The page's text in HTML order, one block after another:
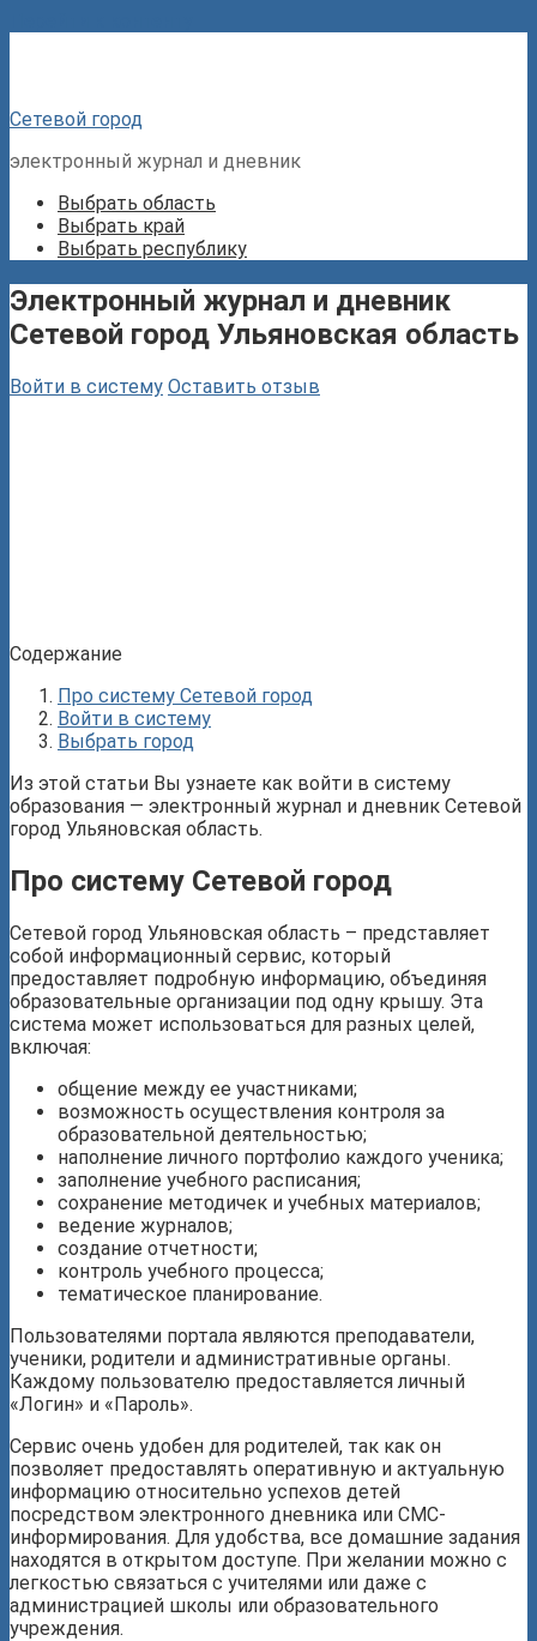
Сетевой город
электронный журнал и дневник
Выбрать область
Выбрать край
Выбрать республику
Электронный журнал и дневник
Сетевой город Ульяновская область
Войти в систему Оставить отзыв
Содержание
Про систему Сетевой город
Войти в систему
Выбрать город
Из этой статьи Вы узнаете как войти в систему
образования — электронный журнал и дневник Сетевой
город Ульяновская область.
Про систему Сетевой город
Сетевой город Ульяновская область – представляет
собой информационный сервис, который
предоставляет подробную информацию, объединяя
образовательные организации под одну крышу. Эта
система может использоваться для разных целей,
включая:
общение между ее участниками;
возможность осуществления контроля за
образовательной деятельностью;
наполнение личного портфолио каждого ученика;
заполнение учебного расписания;
сохранение методичек и учебных материалов;
ведение журналов;
создание отчетности;
контроль учебного процесса;
тематическое планирование.
Пользователями портала являются преподаватели,
ученики, родители и административные органы.
Каждому пользователю предоставляется личный
«Логин» и «Пароль».
Сервис очень удобен для родителей, так как он
позволяет предоставлять оперативную и актуальную
информацию относительно успехов детей
посредством электронного дневника или СМС-
информирования. Для удобства, все домашние задания
находятся в открытом доступе. При желании можно с
легкостью связаться с учителями или даже с
администрацией школы или образовательного
учреждения.